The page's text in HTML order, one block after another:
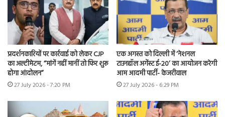
प्रदर्शनकारियों पर कार्रवाई को लेकर CJP
का अल्टीमेटम, “मांगें नहीं मानीं तो फिर शुरू
होगा आंदोलन”
27 July 2026 - 7:20 PM
एक अगस्त को दिल्ली में ‘नेशनल
टाउनहॉल अगेंस्ट ई-20’ का आयोजन करेगी
आम आदमी पार्टी- केजरीवाल
27 July 2026 - 6:29 PM